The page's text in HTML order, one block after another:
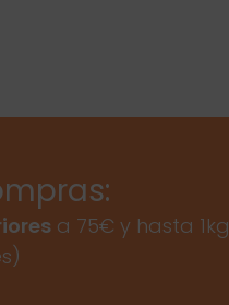
a 75€ y hasta 1kg